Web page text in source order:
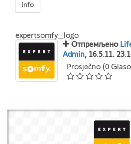
Info
expertsomfy_logo
Отпремљено
Admin, 16.5.11.
Prosječno (0